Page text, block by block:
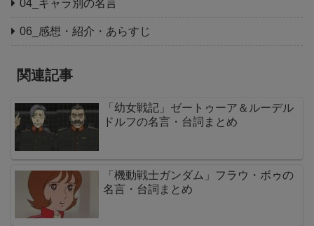
04_キャラ別の名言
06_感想・紹介・あらすじ
関連記事
「幼女戦記」ゼートゥーア＆ルーデル
ドルフの名言・台詞まとめ
「機動戦士ガンダム」フラウ・ボゥの
名言・台詞まとめ